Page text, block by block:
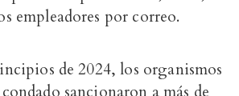
empleadores por correo.
de 2024, los organismos
sancionaron a más de